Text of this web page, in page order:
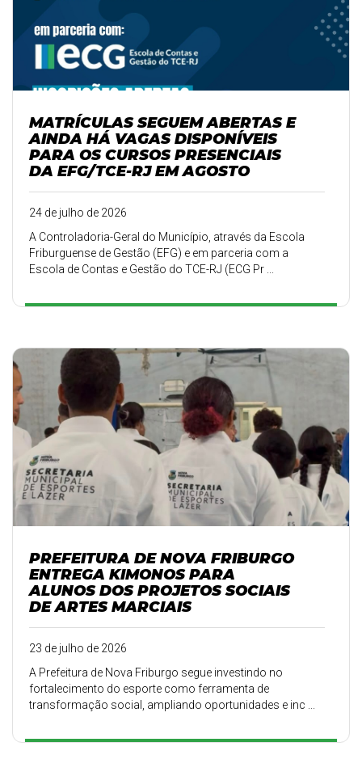
MATRÍCULAS SEGUEM ABERTAS E
AINDA HÁ VAGAS DISPONÍVEIS
PARA OS CURSOS PRESENCIAIS
DA EFG/TCE-RJ EM AGOSTO
24 de julho de 2026
A Controladoria-Geral do Município, através da Escola
Friburguense de Gestão (EFG) e em parceria com a
Escola de Contas e Gestão do TCE-RJ (ECG Pr ...
PREFEITURA DE NOVA FRIBURGO
ENTREGA KIMONOS PARA
ALUNOS DOS PROJETOS SOCIAIS
DE ARTES MARCIAIS
23 de julho de 2026
A Prefeitura de Nova Friburgo segue investindo no
fortalecimento do esporte como ferramenta de
transformação social, ampliando oportunidades e inc ...